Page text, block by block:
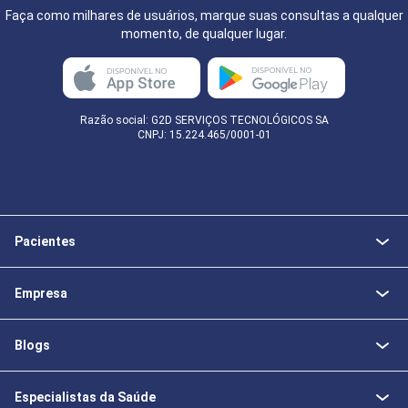
Faça como milhares de usuários, marque suas consultas a qualquer
momento, de qualquer lugar.
Razão social: G2D SERVIÇOS TECNOLÓGICOS SA
CNPJ: 15.224.465/0001-01
Pacientes
Empresa
Blogs
Especialistas da Saúde